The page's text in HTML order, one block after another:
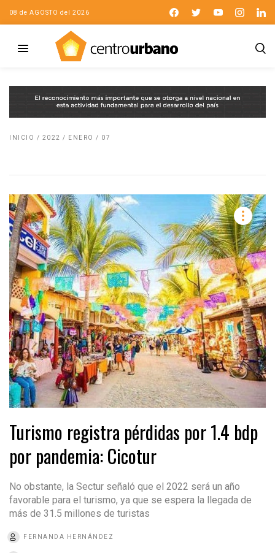
08 de AGOSTO del 2026
INICIO / 2022 / ENERO / 07
Turismo registra pérdidas por 1.4 bdp
por pandemia: Cicotur
No obstante, la Sectur señaló que el 2022 será un año
favorable para el turismo, ya que se espera la llegada de
más de 31.5 millones de turistas
FERNANDA HERNÁNDEZ